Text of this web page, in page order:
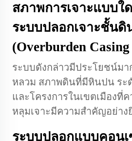
สภาพการเจาะแบบใ
ระบบปลอกเจาะชั้น
(Overburden Casing
ระบบดังกล่าวมีประโยชน์ม
หลวม สภาพดินที่มีหินปน ระ
และโครงการในเขตเมืองที่
หลุมเจาะมีความสำคัญอย่าง
ระบบปลอกแบบคอน